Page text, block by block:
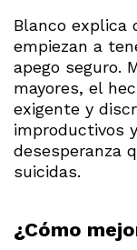
Blanco explica
empiezan a
apego seguro.
mayores, el
exigente y
improductivos
desesperanza
suicidas.
¿Cómo